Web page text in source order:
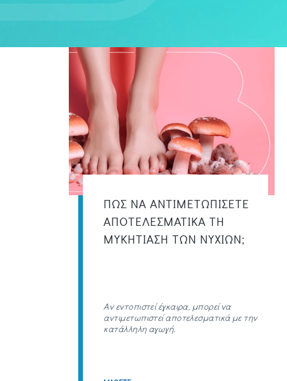
ΠΩΣ ΝΑ ΑΝΤΙΜΕΤΩΠΙΣΕΤΕ
ΑΠΟΤΕΛΕΣΜΑΤΙΚΑ ΤΗ
ΜΥΚΗΤΙΑΣΗ ΤΩΝ ΝΥΧΙΩΝ;
Αν εντοπιστεί έγκαιρα, μπορεί να
αντιμετωπιστεί αποτελεσματικά με την
κατάλληλη αγωγή.